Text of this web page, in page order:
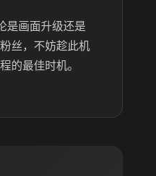
是画面升级还是
丝，不妨趁此机
的最佳时机。